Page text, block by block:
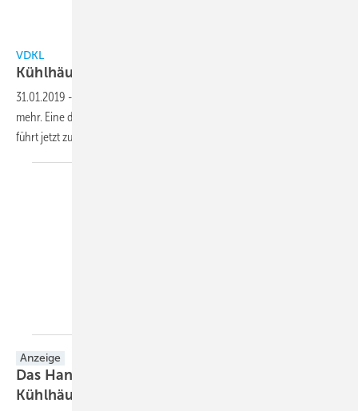
VDKL
Kühlhäuser in 2018 sehr gut
31.01.2019 -
mehr. Eine durchschnittliche Gesamtauslastung von 76,6 Prozent
führt jetzt zu dem besten Ergebnis der letzten fünf
Anzeige
Das Handbuch zur effizienten Gestaltung von
Kühlhäusern!